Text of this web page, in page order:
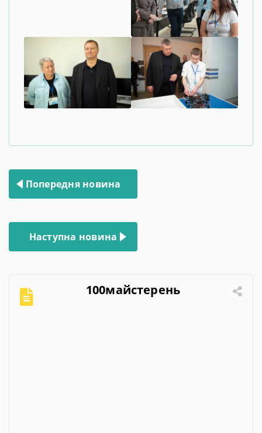
Навігація
записів
Попередня новина
Наступна новина
100майстерень